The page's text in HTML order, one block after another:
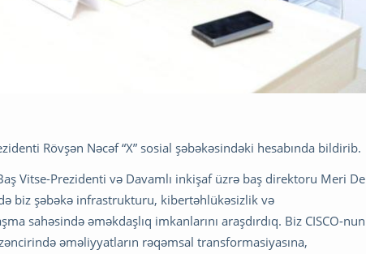
Rövşən Nəcəf “X” sosial şəbəkəsindəki hesabında bildirib.
Vitse-Prezidenti və Davamlı inkişaf üzrə baş direktoru Meri De
biz şəbəkə infrastrukturu, kibertəhlükəsizlik və
sahəsində əməkdaşlıq imkanlarını araşdırdıq. Biz CISCO-nun
əməliyyatların rəqəmsal transformasiyasına,